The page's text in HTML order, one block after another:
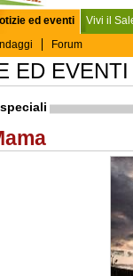
ed eventi
Forum
Vivi il
ED